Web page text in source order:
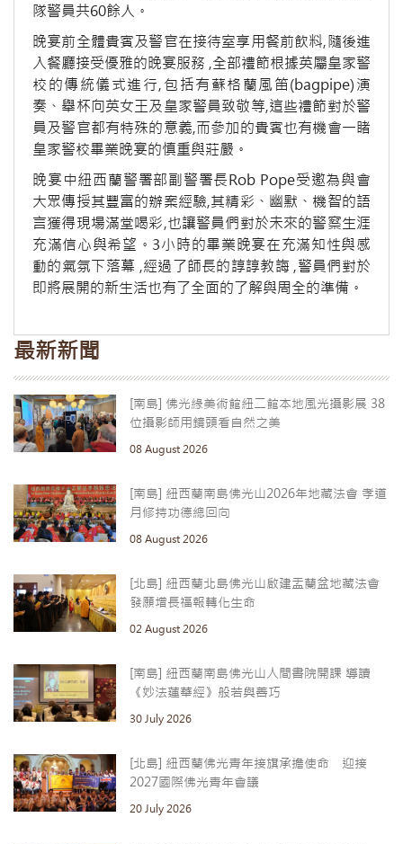
隊警員共60餘人。
晚宴前全體貴賓及警官在接待室享用餐前飲料,隨後進
入餐廳接受優雅的晚宴服務 ,全部禮節根據英屬皇家警
校的傳統儀式進行,包括有蘇格蘭風笛(bagpipe)演
奏、舉杯向英女王及皇家警員致敬等,這些禮節對於警
員及警官都有特殊的意義,而參加的貴賓也有機會一睹
皇家警校畢業晚宴的慎重與莊嚴。
晚宴中紐西蘭警署部副警署長Rob Pope受邀為與會
大眾傳授其豐富的辦案經驗,其精彩、幽默、機智的語
言獲得現場滿堂喝彩,也讓警員們對於未來的警察生涯
充滿信心與希望。3小時的畢業晚宴在充滿知性與感
動的氣氛下落幕 ,經過了師長的諄諄教誨 ,警員們對於
即將展開的新生活也有了全面的了解與周全的準備。
最新新聞
[南島] 佛光緣美術館紐二館本地風光攝影展 38
位攝影師用鏡頭看自然之美
08 August 2026
[南島] 紐西蘭南島佛光山2026年地藏法會 孝道
月修持功德總回向
08 August 2026
[北島] 紐西蘭北島佛光山啟建盂蘭盆地藏法會
發願增長福報轉化生命
02 August 2026
[南島] 紐西蘭南島佛光山人間書院開課 導讀
《妙法蓮華經》般若與善巧
30 July 2026
[北島] 紐西蘭佛光青年接旗承擔使命 迎接
2027國際佛光青年會議
20 July 2026